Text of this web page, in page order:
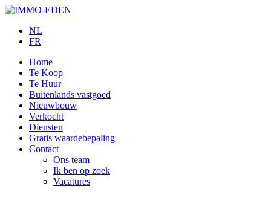
NL
FR
Home
Te Koop
Te Huur
Buitenlands vastgoed
Nieuwbouw
Verkocht
Diensten
Gratis waardebepaling
Contact
Ons team
Ik ben op zoek
Vacatures